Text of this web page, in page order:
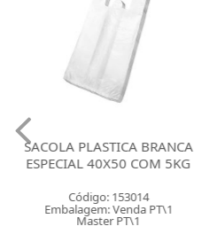
SACOLA PLASTICA BRANCA
ESPECIAL 40X50 COM 5KG
Código: 153014
Embalagem: Venda PT\1
Master PT\1